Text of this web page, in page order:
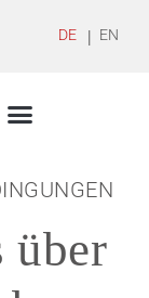
DEUTSCH
über